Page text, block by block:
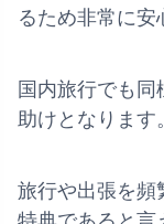
るため非常に安
国内旅行でも同
助けとなります。
旅行や出張を頻